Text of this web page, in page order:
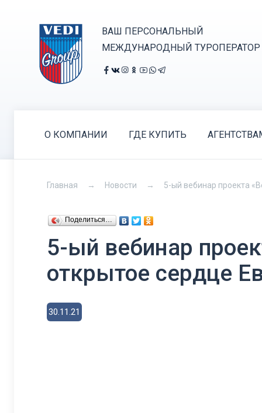
ВАШ ПЕРСОНАЛЬНЫЙ
МЕЖДУНАРОДНЫЙ ТУРОПЕРАТОР
О КОМПАНИИ ГДЕ КУПИТЬ
Главная Новости 5-ый вебинар проекта
Поделиться…
5-ый вебинар
открытое сердце
30.11.21